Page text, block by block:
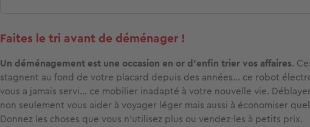
Faites le tri avant de déménager !
Un déménagement est une occasion en or d'enfin trier vos affaires.
stagnent au fond de votre placard depuis des années... ce robot
vous a jamais servi... ce mobilier inadapté à votre nouvelle vie.
non seulement vous aider à voyager léger mais aussi à économiser
Donnez les choses que vous n'utilisez plus ou vendez-les à petits prix.